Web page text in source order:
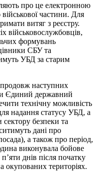
про це електронною
частини. Для
витяг з реєстру.
військовослужбовців,
формувань
СБУ та
УБД за старим
наступних
Єдиний державний
технічну можливість
надання статусу УБД, а
сектору безпеки та
дані про
а також про період,
виконувала бойове
днів після початку
окупованих територіях.